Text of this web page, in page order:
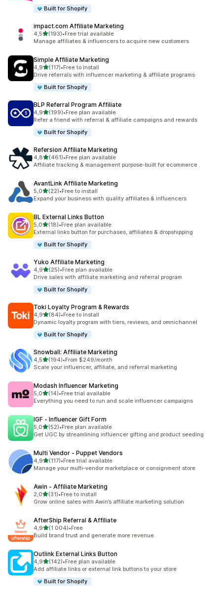
Built for Shopify
impact.com Affiliate Marketing
4,5z 5 hvězd
(193)
Celkový počet recenzí: 193
•Free trial available
Manage affiliates & influencers to acquire new customers
Simple Affiliate Marketing
4,9z 5 hvězd
(117)
Celkový počet recenzí: 117
•Free to install
Drive referrals with influencer marketing & affiliate programs
Built for Shopify
BLP Referral Program Affiliate
4,9z 5 hvězd
(199)
Celkový počet recenzí: 199
•Free plan available
Refer a friend with referral & affiliate campaigns and rewards
Built for Shopify
Refersion Affiliate Marketing
4,8z 5 hvězd
(461)
Celkový počet recenzí: 461
•Free plan available
Affiliate tracking & management purpose-built for ecommerce .
AvantLink Affiliate Marketing
5,0z 5 hvězd
(22)
Celkový počet recenzí: 22
•Free to install
Expand your business with quality affiliates & influencers
BL External Links Button
5,0z 5 hvězd
(18)
Celkový počet recenzí: 18
•Free plan available
External links button for purchases, affiliates & dropshipping
Built for Shopify
Yuko Affiliate Marketing
4,9z 5 hvězd
(25)
Celkový počet recenzí: 25
•Free plan available
Drive sales with affiliate marketing and referral program
Built for Shopify
Toki Loyalty Program & Rewards
4,9z 5 hvězd
(84)
Celkový počet recenzí: 84
•Free to install
Dynamic loyalty program with tiers, reviews, and omnichannel
Built for Shopify
Snowball: Affiliate Marketing
4,5z 5 hvězd
(194)
Celkový počet recenzí: 194
•From $249/month
Scale your influencer, affiliate, and referral marketing
Modash Influencer Marketing
5,0z 5 hvězd
(14)
Celkový počet recenzí: 14
•Free trial available
Everything you need to run and scale influencer campaigns
IGF ‑ Influencer Gift Form
5,0z 5 hvězd
(52)
Celkový počet recenzí: 52
•Free plan available
Get UGC by streamlining influencer gifting and product seeding
Multi Vendor ‑ Puppet Vendors
4,9z 5 hvězd
(117)
Celkový počet recenzí: 117
•Free trial available
Manage your multi-vendor marketplace or consignment store
Awin ‑ Affiliate Marketing
2,0z 5 hvězd
(31)
Celkový počet recenzí: 31
•Free to install
Grow online sales with Awin’s affiliate marketing solution
AfterShip Referral & Affiliate
4,9z 5 hvězd
(1 004)
Celkový počet recenzí: 1004
•Free
Build brand trust and generate more revenue.
Outlink External Links Button
4,9z 5 hvězd
(142)
Celkový počet recenzí: 142
•Free plan available
Add affiliate links or external link buttons to your store
Built for Shopify